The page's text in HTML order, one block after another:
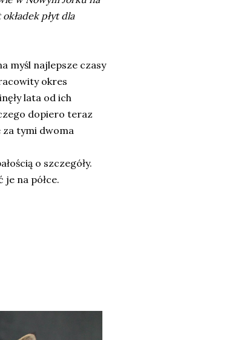
płyt dla
myśl najlepsze czasy
okres
lata od ich
dopiero teraz
za tymi dwoma
o szczegóły.
je na półce.